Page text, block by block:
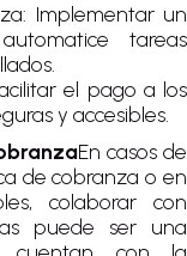
Implementar un
tareas
el pago a los
y accesibles.
En casos de
de cobranza o en
colaborar con
puede ser una